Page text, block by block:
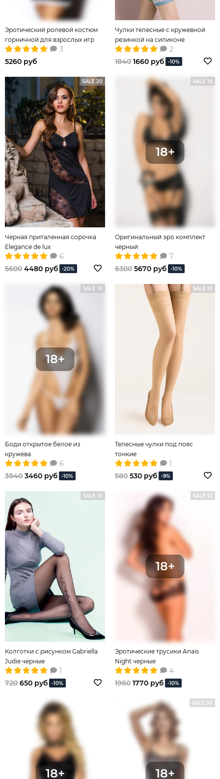
Эротический ролевой костюм
горничной для взрослых игр
3
5260 руб
Чулки телесные с кружевной
резинкой на силиконе
2
1840 1660 руб -10%
SALE 20
Черная приталенная сорочка
Elegance de lux
6
5600 4480 руб -20%
SALE 10
Оригинальный эро комплект
черный
7
6300 5670 руб -10%
SALE 10
Боди открытое белое из
кружева
6
3840 3460 руб -10%
SALE 10
Телесные чулки под пояс
тонкие
1
580 530 руб -9%
SALE 10
Колготки с рисунком Gabriella
Judie черные
1
720 650 руб -10%
SALE 10
Эротические трусики Anais
Night черные
4
1960 1770 руб -10%
SALE 30